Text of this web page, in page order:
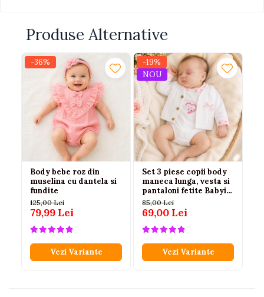
Produse Alternative
-36%
Body bebe roz din
muselina cu dantela si
fundite
125,00 Lei
79,99 Lei
Vezi Variante
-19%
NOU
Set 3 piese copii body
maneca lunga, vesta si
pantaloni fetite Babyim
100% bumbac roz
85,00 Lei
69,00 Lei
Vezi Variante